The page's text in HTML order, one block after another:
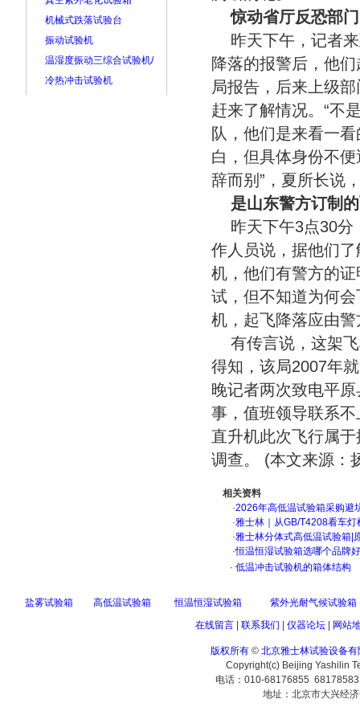
机械式跌落试验台
振动试验机
温湿度振动三综合试验机/
冷热冲击试验机
惊动省厅反恐部门
昨天下午，记者
降落的报警后，他
局报告，后来上级
赶来了解情况。“不
队，他们是来看一
白，但具体身份不
辞而别”，夏所长说
是山东警方订制
昨天下午3点30
作人员说，据他们
机，他们有警方的
试，但不知道为何
机，起飞降落应由
有传言说，这架
得知，该局2007年
晚记者两次致电平
事，值班领导联系
直升机此次飞行属
调查。 (本文来源：
相关资料
·2026年高低温试验箱采购
·雅士林｜从GB/T4208看车
·雅士林分体式高低温试验箱|
·恒温恒湿试验箱选哪个品牌
· 低温冲击试验机的箱体结构
盐雾试验箱 高低温试验箱 恒温恒湿试验箱
紫外光耐气候试验箱
在线留言| 联系我们 仪器论坛| 网站
版权所有 © 北京雅士林试验设备有
Copyright(c) Beijing Yashilin
电话：010-68176855
地址：北京市大兴经